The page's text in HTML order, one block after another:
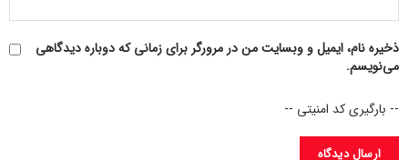
منبع:carnewschina
۲۲۷۳۲۲
ذخیره نام، ایمیل و وبسایت من در مرورگر برای زمانی که دوباره دیدگاهی
می‌نویسم.
-- بارگیری کد امنیتی --